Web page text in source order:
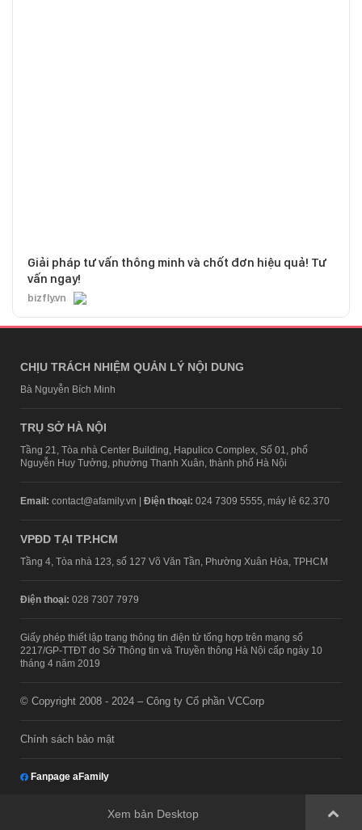
Giải pháp tư vấn thông minh và chốt đơn hiệu quả! Tư
vấn ngay!
bizfly.vn
CHỊU TRÁCH NHIỆM QUẢN LÝ NỘI DUNG
Bà Nguyễn Bích Minh
TRỤ SỞ HÀ NỘI
Tầng 21, Tòa nhà Center Building, Hapulico Complex, Số 01, phố
Nguyễn Huy Tưởng, phường Thanh Xuân, thành phố Hà Nội
Email: contact@afamily.vn | Điện thoại: 024 7309 5555, máy lẻ 62.370
VPĐD TẠI TP.HCM
Tầng 4, Tòa nhà 123, số 127 Võ Văn Tần, Phường Xuân Hòa, TPHCM
Điện thoại: 028 7307 7979
Giấy phép thiết lập trang thông tin điện tử tổng hợp trên mạng số
2217/GP-TTĐT do Sở Thông tin và Truyền thông Hà Nội cấp ngày 10
tháng 4 năm 2019
© Copyright 2008 - 2024 – Công ty Cổ phần VCCorp
Chính sách bảo mật
Fanpage aFamily
Xem bản Desktop